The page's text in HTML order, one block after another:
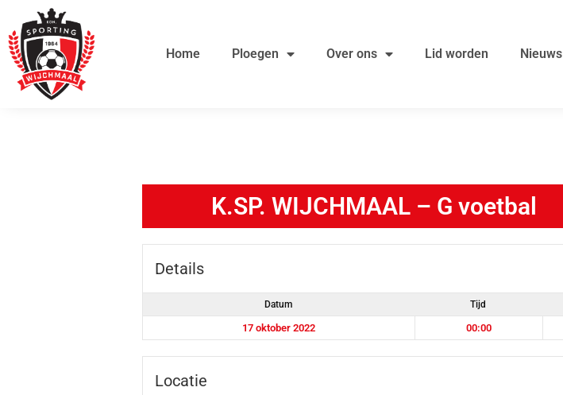
inhoud
naar
de
inhoud
Home Ploegen Over ons Lid worden Nieuws
K.SP. WIJCHMAAL – G voetbal
Details
Datum Tijd
17 oktober 2022 00:00
Locatie